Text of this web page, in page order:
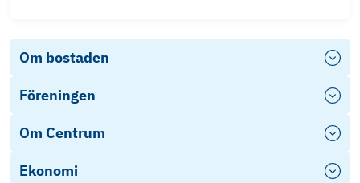
Om bostaden
Föreningen
Om Centrum
Ekonomi